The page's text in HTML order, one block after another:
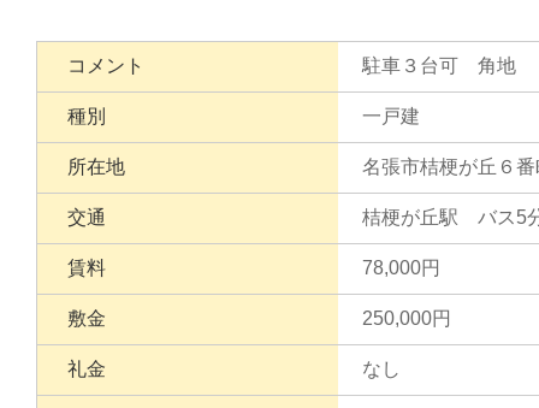
コメント 駐車３台可 角地
種別 一戸建
所在地 名張市桔梗が丘６番
交通 桔梗が丘駅 バス5
賃料 78,000円
敷金 250,000円
礼金 なし